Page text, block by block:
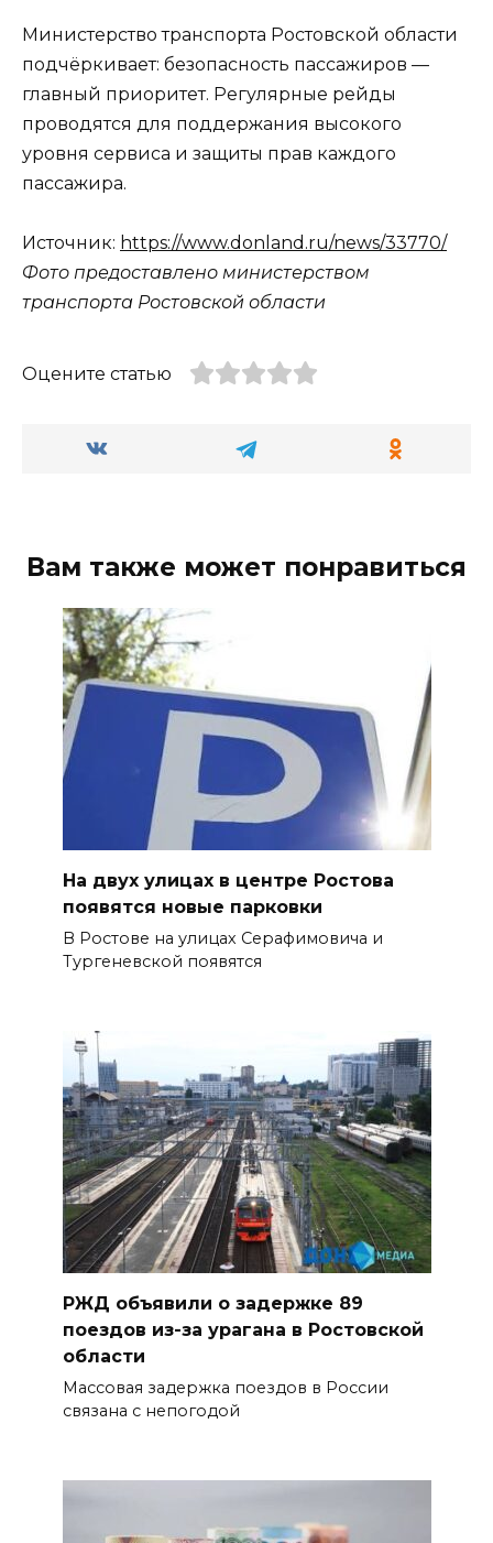
Министерство транспорта Ростовской области
подчёркивает: безопасность пассажиров —
главный приоритет. Регулярные рейды
проводятся для поддержания высокого
уровня сервиса и защиты прав каждого
пассажира.
Источник: https://www.donland.ru/news/33770/
Фото предоставлено министерством
транспорта Ростовской области
Оцените статью
Вам также может понравиться
На двух улицах в центре Ростова
появятся новые парковки
В Ростове на улицах Серафимовича и
Тургеневской появятся
РЖД объявили о задержке 89
поездов из-за урагана в Ростовской
области
Массовая задержка поездов в России
связана с непогодой